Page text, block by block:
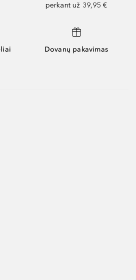
perkant už 39,95 €
Dovanų pakavimas